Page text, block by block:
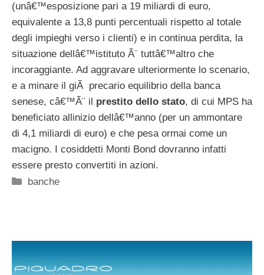
(unâ€™esposizione pari a 19 miliardi di euro,
equivalente a 13,8 punti percentuali rispetto al totale
degli impieghi verso i clienti) e in continua perdita, la
situazione dellâ€™istituto Ã¨ tuttâ€™altro che
incoraggiante. Ad aggravare ulteriormente lo scenario,
e a minare il giÃ precario equilibrio della banca
senese, câ€™Ã¨ il prestito dello stato, di cui MPS ha
beneficiato allinizio dellâ€™anno (per un ammontare
di 4,1 miliardi di euro) e che pesa ormai come un
macigno. I cosiddetti Monti Bond dovranno infatti
essere presto convertiti in azioni.
Categorie
banche